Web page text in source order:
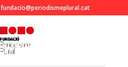
fundacio@periodismeplural.cat